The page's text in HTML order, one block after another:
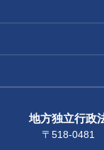
地方独立行政
〒518-0481